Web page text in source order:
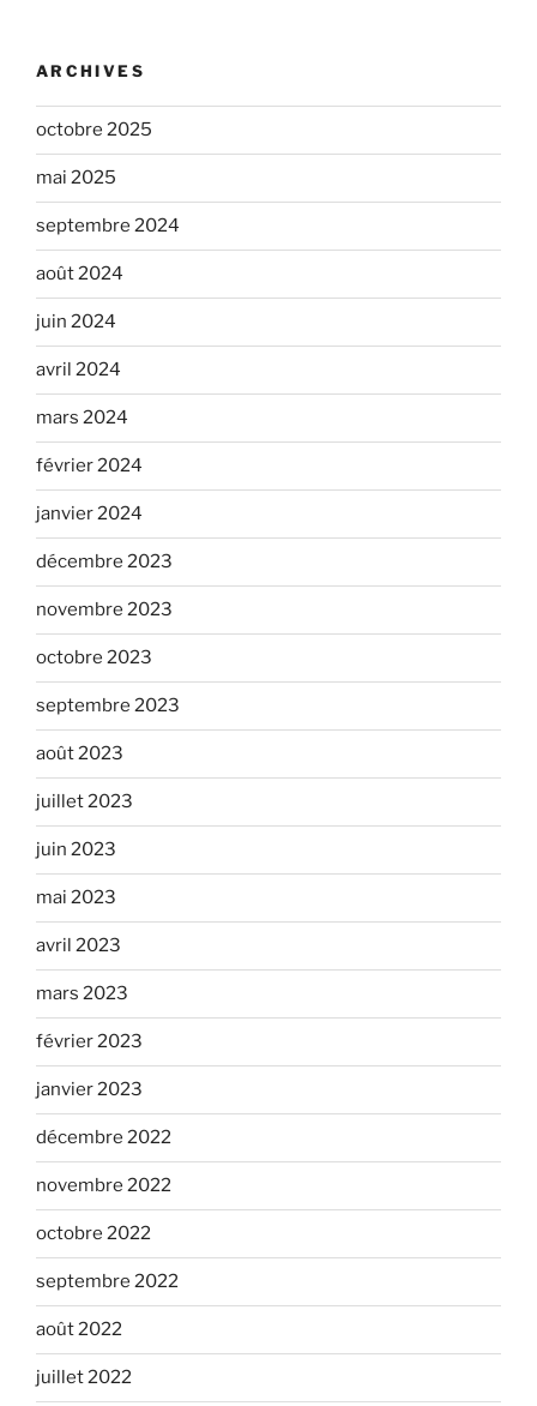
ARCHIVES
octobre 2025
mai 2025
septembre 2024
août 2024
juin 2024
avril 2024
mars 2024
février 2024
janvier 2024
décembre 2023
novembre 2023
octobre 2023
septembre 2023
août 2023
juillet 2023
juin 2023
mai 2023
avril 2023
mars 2023
février 2023
janvier 2023
décembre 2022
novembre 2022
octobre 2022
septembre 2022
août 2022
juillet 2022